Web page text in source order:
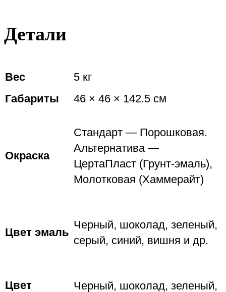
Детали
Вес
5 кг
Габариты
46 × 46 × 142.5 см
Окраска
Стандарт — Порошковая.
Альтернатива —
ЦертаПласт (Грунт-эмаль),
Молотковая (Хаммерайт)
Цвет эмаль
Черный, шоколад, зеленый,
серый, синий, вишня и др.
Цвет Черный, шоколад, зеленый,